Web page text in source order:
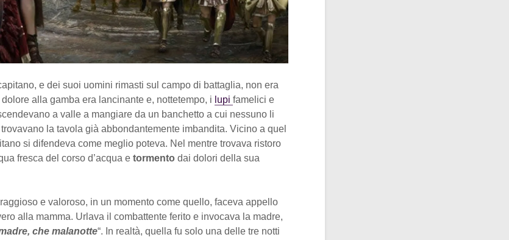
e dei suoi uomini rimasti sul campo di battaglia, non era
alla gamba era lancinante e, nottetempo, i lupi famelici e
a valle a mangiare da un banchetto a cui nessuno li
la tavola già abbondantemente imbandita. Vicino a quel
si difendeva come meglio poteva. Nel mentre trovava ristoro
fresca del corso d’acqua e tormento dai dolori della sua
e valoroso, in un momento come quello, faceva appello
alla mamma. Urlava il combattente ferito e invocava la madre,
che malanotte“. In realtà, quella fu solo una delle tre notti